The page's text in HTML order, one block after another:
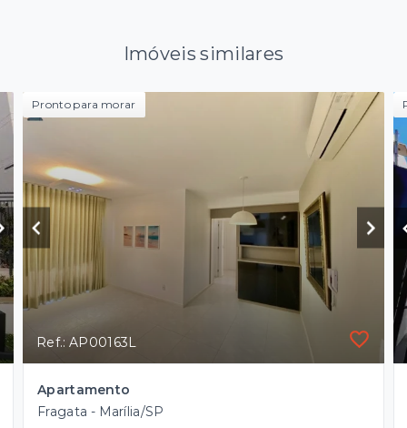
Imóveis similares
Pronto para morar
Ref.: AP00163L
Apartamento
Fragata - Marília/SP